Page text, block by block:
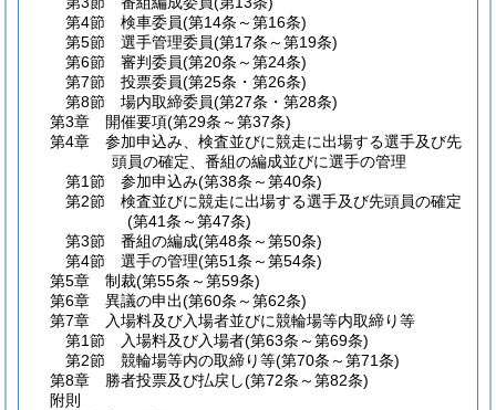
第4節
検車委員(第14条～第16条)
第5節
選手管理委員(第17条～第19条)
第6節
審判委員(第20条～第24条)
第7節
投票委員(第25条・第26条)
第8節
場内取締委員(第27条・第28条)
第3章
開催要項(第29条～第37条)
第4章
参加申込み、検査並びに競走に出場する選手及び先
頭員の確定、番組の編成並びに選手の管理
第1節
参加申込み(第38条～第40条)
第2節
検査並びに競走に出場する選手及び先頭員の確定
(第41条～第47条)
第3節
番組の編成(第48条～第50条)
第4節
選手の管理(第51条～第54条)
第5章
制裁(第55条～第59条)
第6章
異議の申出(第60条～第62条)
第7章
入場料及び入場者並びに競輪場等内取締り等
第1節
入場料及び入場者(第63条～第69条)
第2節
競輪場等内の取締り等(第70条～第71条)
第8章
勝者投票及び払戻し(第72条～第82条)
附則